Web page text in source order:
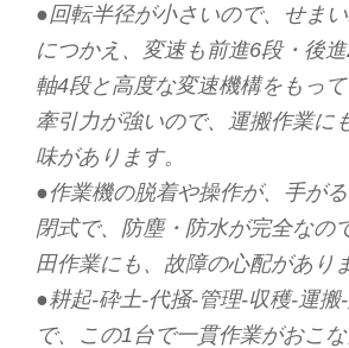
●回転半径が小さいので、せま
につかえ、変速も前進6段・後
軸4段と高度な変速機構をもって
牽引力が強いので、運搬作業に
味があります。
●作業機の脱着や操作が、手が
閉式で、防塵・防水が完全なの
田作業にも、故障の心配があり
●耕起-砕土-代掻-管理-収穫-運搬
で、この1台で一貫作業がおこな